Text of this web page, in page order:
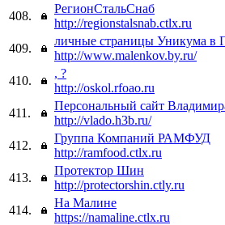
408.
РегионСтальСнаб
http://regionstalsnab.ctlx.ru
409.
личные страницы Уникума в
http://www.malenkov.by.ru/
410.
, ?
http://oskol.rfoao.ru
411.
Персональный сайт
http://vlado.h3b.ru/
412.
Группа Компаний РАМФУД
http://ramfood.ctlx.ru
413.
Протектор Шин
http://protectorshin.ctly.ru
414.
На Малине
https://namaline.ctlx.ru